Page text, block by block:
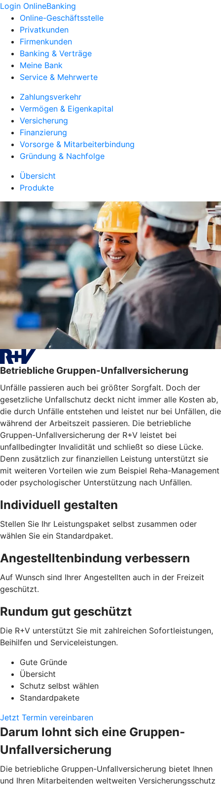
Login OnlineBanking
Online-Geschäftsstelle
Privatkunden
Firmenkunden
Banking & Verträge
Meine Bank
Service & Mehrwerte
Zahlungsverkehr
Vermögen & Eigenkapital
Versicherung
Finanzierung
Vorsorge & Mitarbeiterbindung
Gründung & Nachfolge
Übersicht
Produkte
Betriebliche Gruppen-Unfallversicherung
Unfälle passieren auch bei größter Sorgfalt. Doch der
gesetzliche Unfallschutz deckt nicht immer alle Kosten ab,
die durch Unfälle entstehen und leistet nur bei Unfällen, die
während der Arbeitszeit passieren. Die betriebliche
Gruppen-Unfallversicherung der R+V leistet bei
unfallbedingter Invalidität und schließt so diese Lücke.
Denn zusätzlich zur finanziellen Leistung unterstützt sie
mit weiteren Vorteilen wie zum Beispiel Reha-Management
oder psychologischer Unterstützung nach Unfällen.
Individuell gestalten
Stellen Sie Ihr Leistungspaket selbst zusammen oder
wählen Sie ein Standardpaket.
Angestelltenbindung verbessern
Auf Wunsch sind Ihrer Angestellten auch in der Freizeit
geschützt.
Rundum gut geschützt
Die R+V unterstützt Sie mit zahlreichen Sofortleistungen,
Beihilfen und Serviceleistungen.
Gute Gründe
Übersicht
Schutz selbst wählen
Standardpakete
Jetzt Termin vereinbaren
Darum lohnt sich eine Gruppen-
Unfallversicherung
Die betriebliche Gruppen-Unfallversicherung bietet Ihnen
und Ihren Mitarbeitenden weltweiten Versicherungsschutz